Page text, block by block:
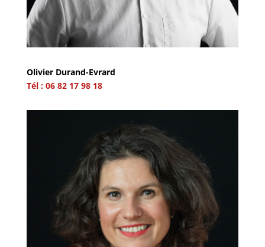
Olivier Durand-Evrard
Tél : 06 82 17 98 18